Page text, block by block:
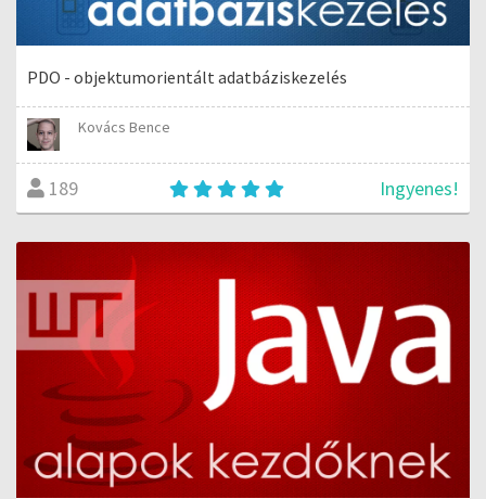
PDO - objektumorientált adatbáziskezelés
Kovács Bence
189 Ingyenes!